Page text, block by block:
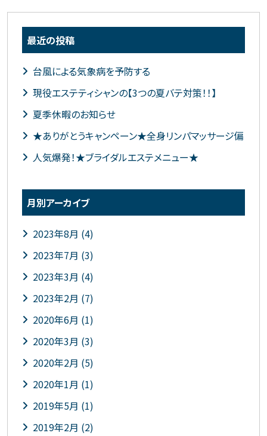
最近の投稿
台風による気象病を予防する
現役エステティシャンの【3つの夏バテ対策！！】
夏季休暇のお知らせ
★ありがとうキャンペーン★全身リンパマッサージ偏
人気爆発！★ブライダルエステメニュー★
月別アーカイブ
2023年8月 (4)
2023年7月 (3)
2023年3月 (4)
2023年2月 (7)
2020年6月 (1)
2020年3月 (3)
2020年2月 (5)
2020年1月 (1)
2019年5月 (1)
2019年2月 (2)